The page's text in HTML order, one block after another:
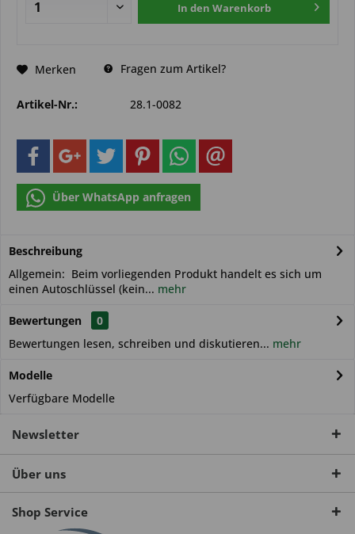
In den Warenkorb
Merken Fragen zum Artikel?
Artikel-Nr.: 28.1-0082
Über WhatsApp anfragen
Beschreibung
Allgemein: Beim vorliegenden Produkt handelt es sich um
einen Autoschlüssel (kein... mehr
Bewertungen
0
Bewertungen lesen, schreiben und diskutieren... mehr
Modelle
Verfügbare Modelle
Newsletter
Über uns
Shop Service